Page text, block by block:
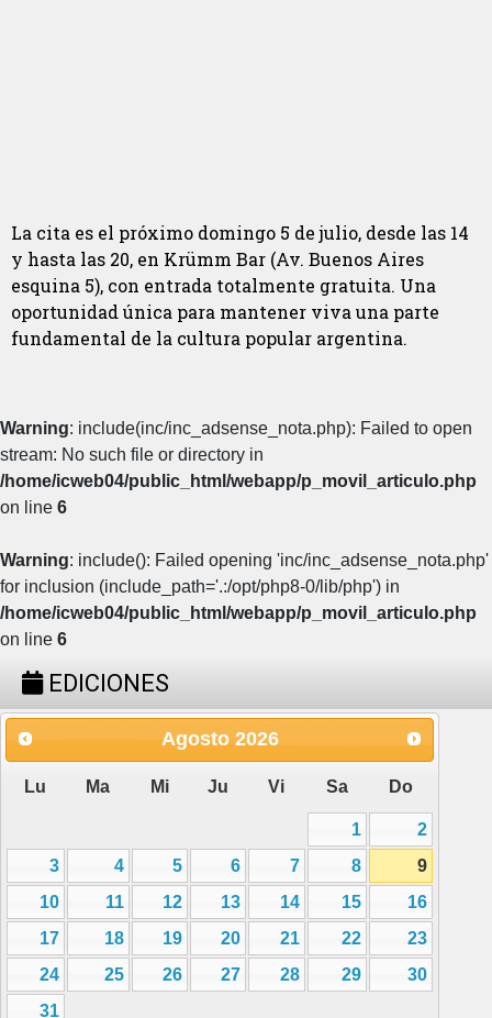
La cita es el próximo domingo 5 de julio, desde las 14
y hasta las 20, en Krümm Bar (Av. Buenos Aires
esquina 5), con entrada totalmente gratuita. Una
oportunidad única para mantener viva una parte
fundamental de la cultura popular argentina.
Warning: include(inc/inc_adsense_nota.php): Failed to open
stream: No such file or directory in
/home/icweb04/public_html/webapp/p_movil_articulo.php
on line 6
Warning: include(): Failed opening 'inc/inc_adsense_nota.php'
for inclusion (include_path='.:/opt/php8-0/lib/php') in
/home/icweb04/public_html/webapp/p_movil_articulo.php
on line 6
EDICIONES
Agosto 2026
Lu Ma Mi Ju Vi Sa Do
1
2
3
4 5 6 7 8
9
10
11 12 13 14 15
16
17
18 19 20 21 22
23
24
25 26 27 28 29
30
31